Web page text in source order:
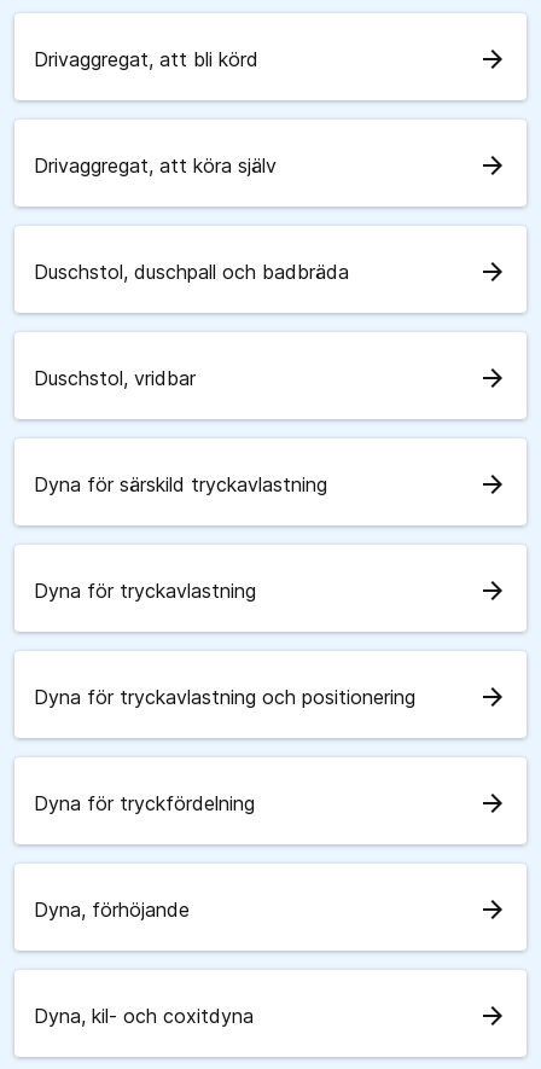
Drivaggregat, att bli körd arrow_forward
Drivaggregat, att köra själv arrow_forward
Duschstol, duschpall och badbräda arrow_forward
Duschstol, vridbar arrow_forward
Dyna för särskild tryckavlastning arrow_forward
Dyna för tryckavlastning arrow_forward
Dyna för tryckavlastning och positionering arrow_forward
Dyna för tryckfördelning arrow_forward
Dyna, förhöjande arrow_forward
Dyna, kil- och coxitdyna arrow_forward